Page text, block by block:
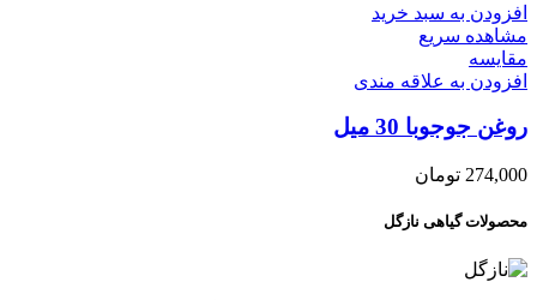
افزودن به سبد خرید
مشاهده سریع
مقایسه
افزودن به علاقه مندی
روغن جوجوبا 30 میل
274,000 تومان
محصولات گیاهی نازگل